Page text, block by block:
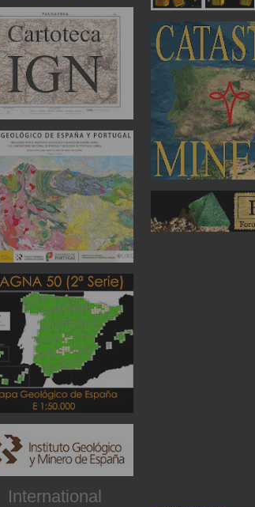
International